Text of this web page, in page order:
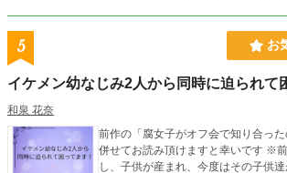
5 お
イケメン幼なじみ2人から同時に迫られて
和泉 花奈
前作の「腐女子がオフ会で知り合っ
併せてお読み頂けますと幸いです ※前作の登場人物達が結婚
し、子供が産まれ、今度はその子供達